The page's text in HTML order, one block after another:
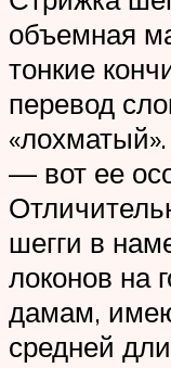
объемная
тонкие
перевод
— вот ее
шегги в
локонов на
дамам,
средней